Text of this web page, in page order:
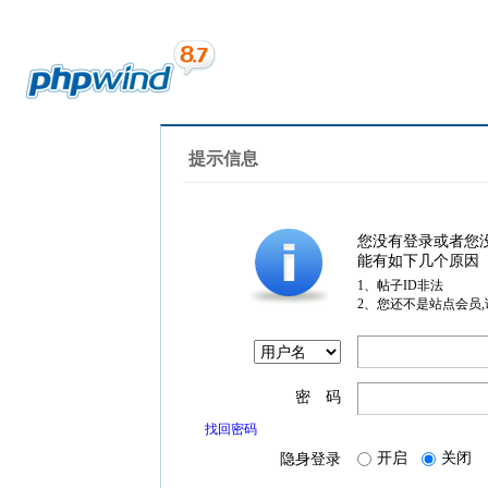
提示信息
您没有登录或者您
能有如下几个原因
1、帖子ID非法
2、您还不是站点会员
密 码
找回密码
隐身登录 开启 关闭